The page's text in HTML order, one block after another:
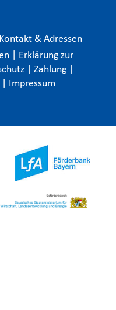
Kontakt & Adressen
Erklärung zur
Zahlung
Impressum